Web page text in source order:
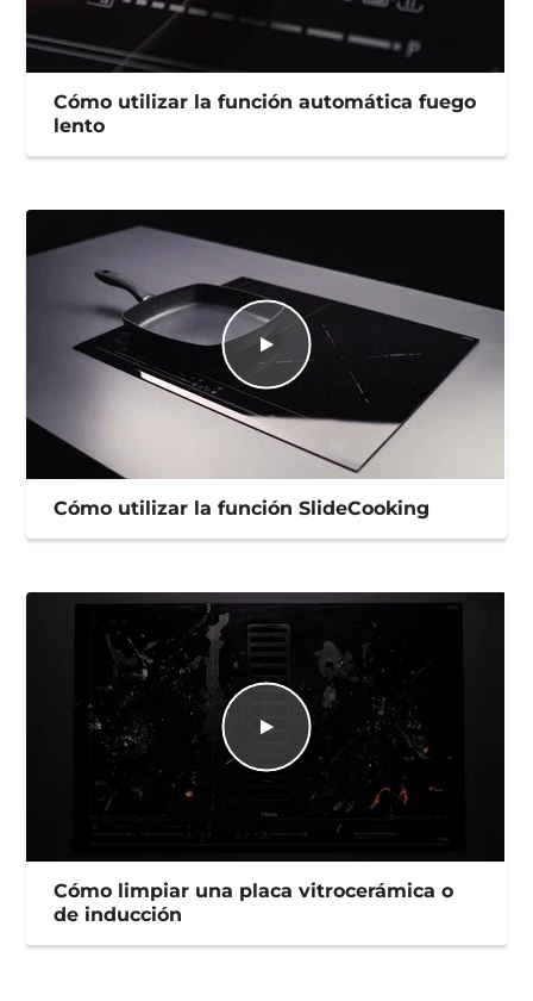
Cómo utilizar la función automática fuego
lento
Cómo utilizar la función SlideCooking
Cómo limpiar una placa vitrocerámica o
de inducción